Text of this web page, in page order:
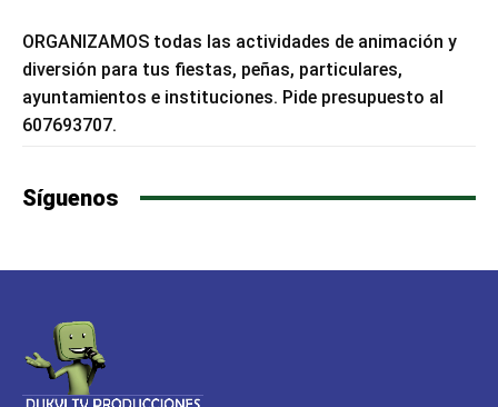
ORGANIZAMOS todas las actividades de animación y
diversión para tus fiestas, peñas, particulares,
ayuntamientos e instituciones. Pide presupuesto al
607693707.
Síguenos